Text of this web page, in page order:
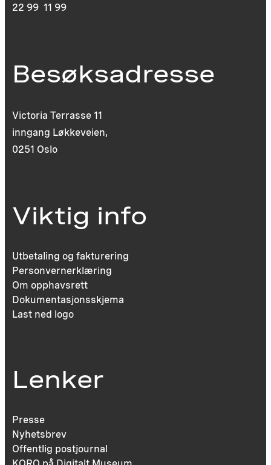
22 99 11 99
Besøksadresse
Victoria Terrasse 11
inngang Løkkeveien,
0251 Oslo
Viktig info
Utbetaling og fakturering
Personvernerklæring
Om opphavsrett
Dokumentasjonsskjema
Last ned logo
Lenker
Presse
Nyhetsbrev
Offentlig postjournal